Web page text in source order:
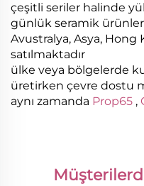
çeşitli seriler halinde
günlük seramik
Avustralya, Asya,
satılmaktadır
ülke veya bölgelerde
üretirken çevre dostu
aynı zamanda Prop65 ,